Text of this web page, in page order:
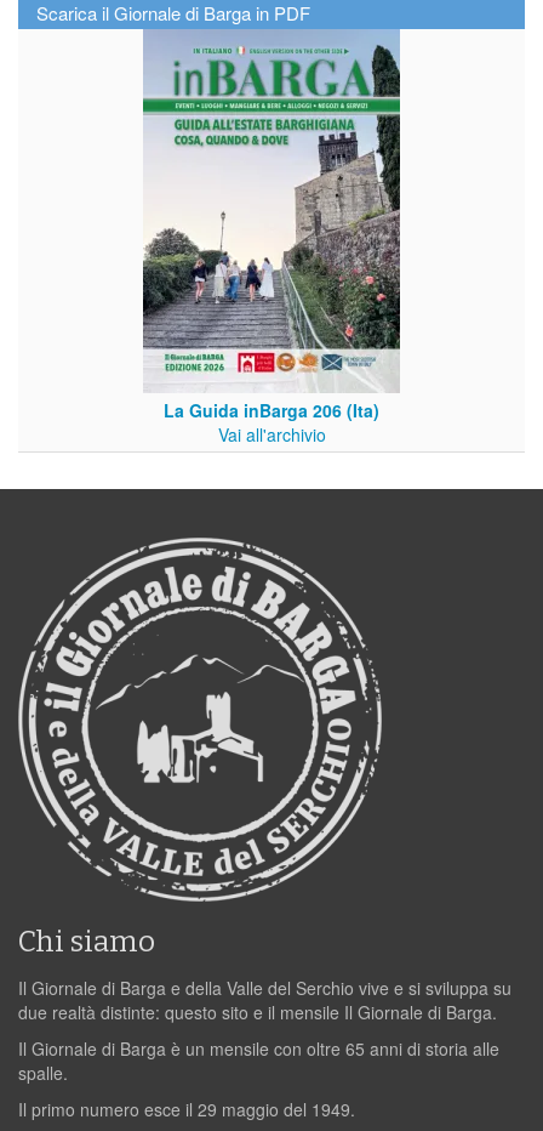
Scarica il Giornale di Barga in PDF
La Guida inBarga 206 (Ita)
Vai all'archivio
Chi siamo
Il Giornale di Barga e della Valle del Serchio vive e si sviluppa su
due realtà distinte: questo sito e il mensile Il Giornale di Barga.
Il Giornale di Barga è un mensile con oltre 65 anni di storia alle
spalle.
Il primo numero esce il 29 maggio del 1949.